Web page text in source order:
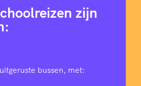
zijn
bussen, met: